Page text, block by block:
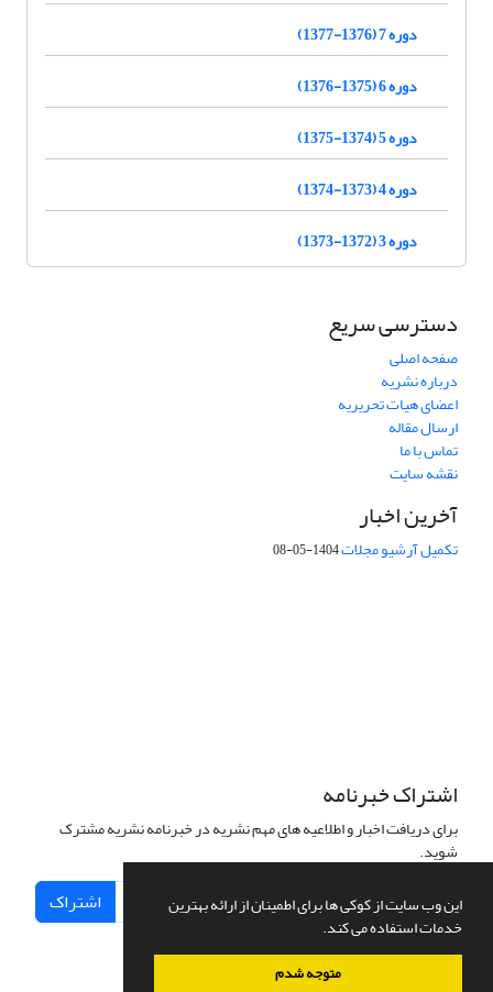
این وب سایت از کوکی ها برای اطمینان از ارائه بهترین
خدمات استفاده می کند.
متوجه شدم
دوره 7 (1376-1377)
دوره 6 (1375-1376)
دوره 5 (1374-1375)
دوره 4 (1373-1374)
دوره 3 (1372-1373)
دسترسی سریع
صفحه اصلی
درباره نشریه
اعضای هیات تحریریه
ارسال مقاله
تماس با ما
نقشه سایت
آخرین اخبار
تکمیل آرشیو مجلات1404-05-08
اشتراک خبرنامه
برای دریافت اخبار و اطلاعیه های مهم نشریه در خبرنامه نشریه مشترک
شوید.
اشتراک